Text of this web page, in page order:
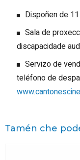
Dispoñen de
Sala de
discapacidade
Servizo de
teléfono de
Tamén che